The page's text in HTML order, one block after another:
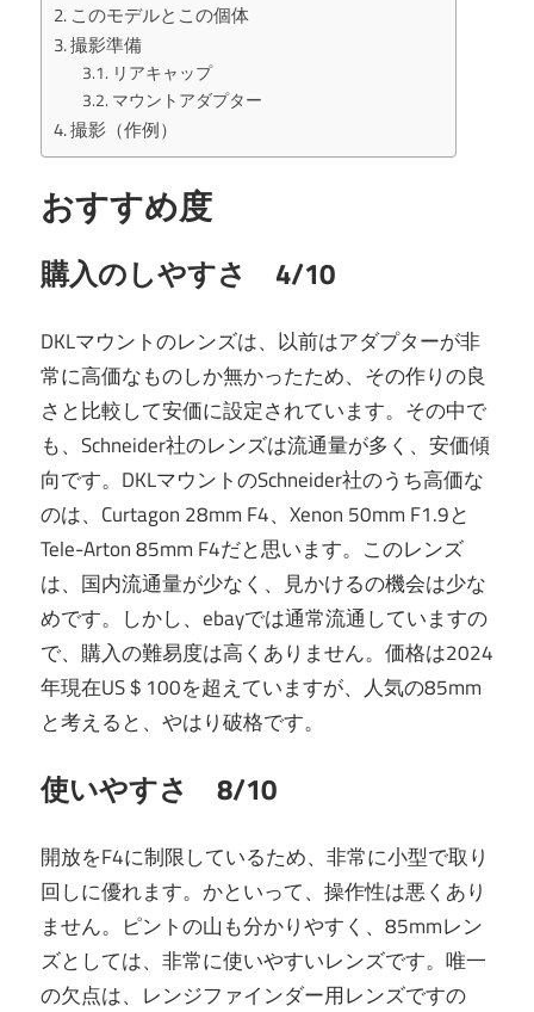
このモデルとこの個体
撮影準備
リアキャップ
マウントアダプター
撮影（作例）
おすすめ度
購入のしやすさ 4/10
DKLマウントのレンズは、以前はアダプターが非
常に高価なものしか無かったため、その作りの良
さと比較して安価に設定されています。その中で
も、Schneider社のレンズは流通量が多く、安価傾
向です。DKLマウントのSchneider社のうち高価な
のは、Curtagon 28mm F4、Xenon 50mm F1.9と
Tele-Arton 85mm F4だと思います。このレンズ
は、国内流通量が少なく、見かけるの機会は少な
めです。しかし、ebayでは通常流通していますの
で、購入の難易度は高くありません。価格は2024
年現在US＄100を超えていますが、人気の85mm
と考えると、やはり破格です。
使いやすさ 8/10
開放をF4に制限しているため、非常に小型で取り
回しに優れます。かといって、操作性は悪くあり
ません。ピントの山も分かりやすく、85mmレン
ズとしては、非常に使いやすいレンズです。唯一
の欠点は、レンジファインダー用レンズですの